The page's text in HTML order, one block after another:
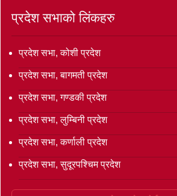
प्रदेश सभाको लिंकहरु
प्रदेश सभा, कोशी प्रदेश
प्रदेश सभा, बागमती प्रदेश
प्रदेश सभा, गण्डकी प्रदेश
प्रदेश सभा, लुम्बिनी प्रदेश
प्रदेश सभा, कर्णाली प्रदेश
प्रदेश सभा, सुदूरपश्चिम प्रदेश